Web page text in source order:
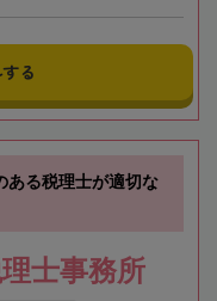
る
ある税理士が適切な
士事務所